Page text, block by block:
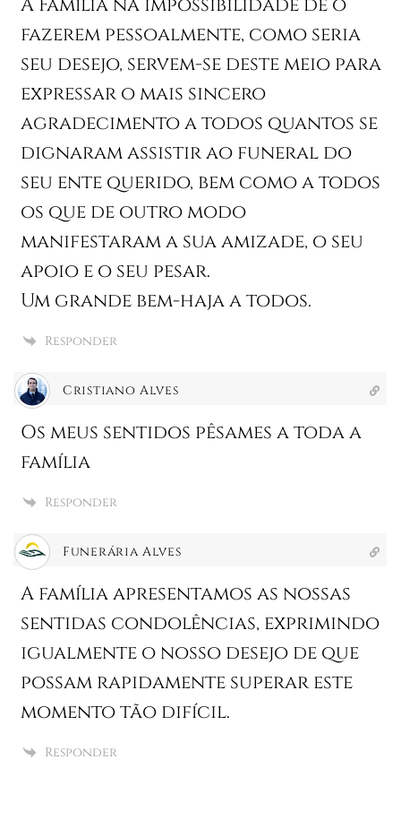
A Família na impossibilidade de o
fazerem pessoalmente, como seria
seu desejo, servem-se deste meio para
expressar o mais sincero
agradecimento a todos quantos se
dignaram assistir ao funeral do
seu ente querido, bem como a todos
os que de outro modo
manifestaram a sua amizade, o seu
apoio e o seu pesar.
Um grande bem-haja a todos.
Responder
Cristiano Alves
Os meus sentidos pêsames a toda a
família
Responder
Funerária Alves
A família apresentamos as nossas
sentidas condolências, exprimindo
igualmente o nosso desejo de que
possam rapidamente superar este
momento tão difícil.
Responder